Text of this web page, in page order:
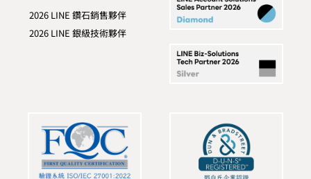
2026 LINE 鑽石銷售夥伴
2026 LINE 銀級技術夥伴